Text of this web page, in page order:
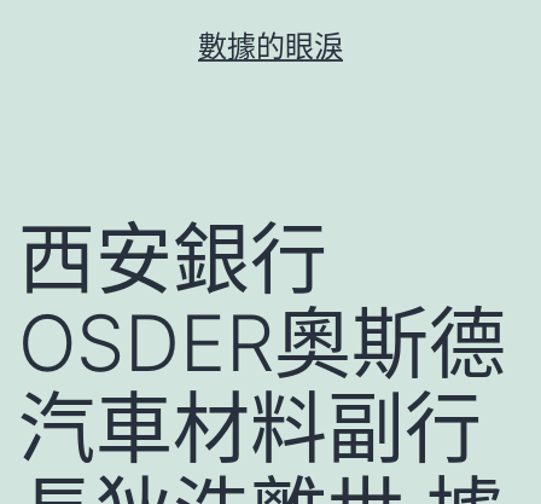
容
數據的眼淚
西安銀行
OSDER奧斯德
汽車材料副行